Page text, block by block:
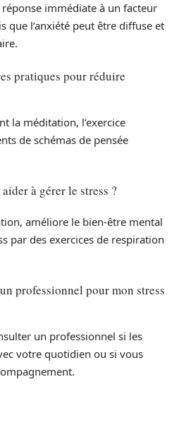
immédiate à un facteur
que l’anxiété peut être diffuse et
pratiques pour réduire
la méditation, l’exercice
de schémas de pensée
à gérer le stress ?
améliore le bien-être mental
par des exercices de respiration
professionnel pour mon stress
un professionnel si les
votre quotidien ou si vous